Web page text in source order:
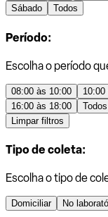
Sábado
Todos
Período:
Escolha o período
08:00 às 10:00 10:00
16:00 às 18:00
Todos
Limpar filtros
Tipo de coleta:
Escolha o tipo de
Domiciliar No